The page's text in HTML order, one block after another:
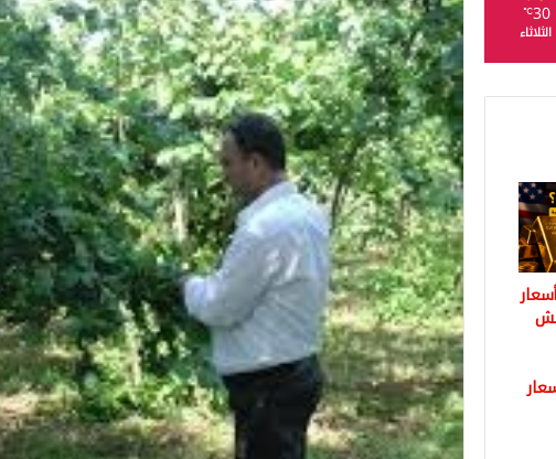
30
℃
الثلاثاء